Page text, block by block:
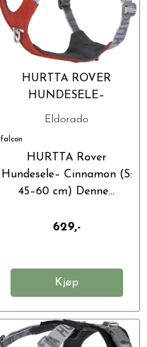
HURTTA ROVER
HUNDESELE–
CINNAMON (S: 45–60
Eldorado
falcon
HURTTA Rover
Hundesele– Cinnamon (S:
45–60 cm) Denne...
629,-
Kjøp